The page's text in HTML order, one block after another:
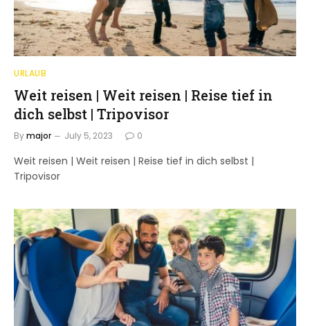
URLAUB
Weit reisen | Weit reisen | Reise tief in
dich selbst | Tripovisor
Bymajor July 5, 2023 0
Weit reisen | Weit reisen | Reise tief in dich selbst |
Tripovisor